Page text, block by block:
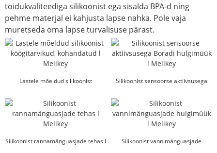
toidukvaliteediga silikoonist ega sisalda BPA-d ning
pehme materjal ei kahjusta lapse nahka. Pole vaja
muretseda oma lapse turvalisuse pärast.
Lastele mõeldud silikoonist
Silikoonist sensoorse aktiivsusega
Silikoonist rannamänguasjade tehas l
Silikoonist vannimänguasjade